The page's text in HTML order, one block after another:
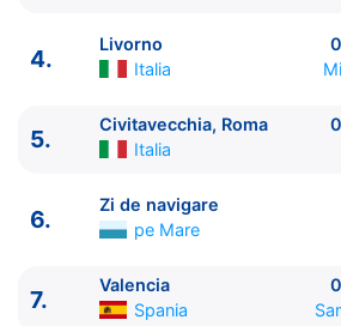
ITINERARIU
1. Barcelona Spania
Genova Italia
4.
Livorno Italia
4.
Livorno
Italia
5.
Civitavecchia, Roma
Italia
6.
Zi de navigare
pe Mare
7.
Valencia
Spania